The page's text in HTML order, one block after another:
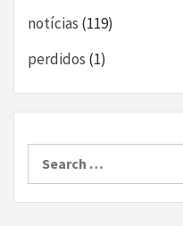
notícias (119)
perdidos (1)